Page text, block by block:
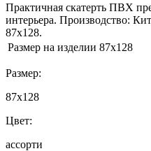
Практичная скатерть ПВХ
интерьера. Производство:
87x128.
Размер на изделии 87x128
Размер:
87x128
Цвет:
ассорти